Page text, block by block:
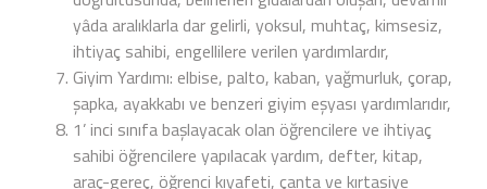
yâda aralıklarla dar gelirli, yoksul, muhtaç, kimsesiz,
ihtiyaç sahibi, engellilere verilen yardımlardır,
Giyim Yardımı: elbise, palto, kaban, yağmurluk, çorap,
şapka, ayakkabı ve benzeri giyim eşyası yardımlarıdır,
1’ inci sınıfa başlayacak olan öğrencilere ve ihtiyaç
sahibi öğrencilere yapılacak yardım, defter, kitap,
araç-gereç, öğrenci kıyafeti, çanta ve kırtasiye